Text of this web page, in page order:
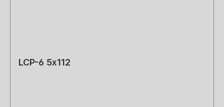
LCP-6 5x112